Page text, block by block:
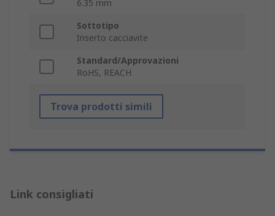
6.35 mm
Sottotipo
Inserto cacciavite
Standard/Approvazioni
RoHS, REACH
Trova prodotti simili
Link consigliati